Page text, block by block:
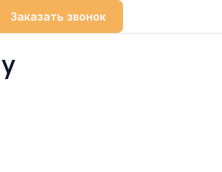
Заказать звонок